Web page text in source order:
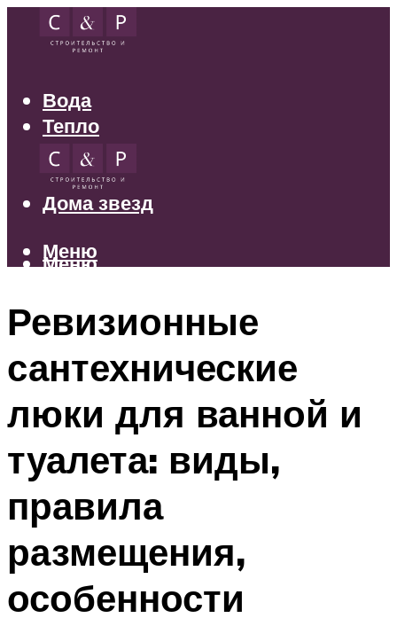
Вода
Тепло
Электрика
Свет
Дома звезд
Меню
Меню
Ревизионные
сантехнические
люки для ванной и
туалета: виды,
правила
размещения,
особенности